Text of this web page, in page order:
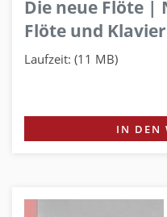
Die neue Flöte |
Flöte und Klavier
Laufzeit: (11 MB)
IN DEN